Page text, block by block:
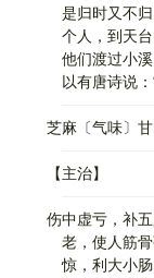
是归时又不
个人，到天
他们渡过小
以有唐诗说
芝麻〔气味〕甘
【主治】
伤中虚亏，补五
老，使人筋
惊，利大小